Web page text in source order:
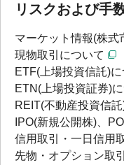
リスクおよび手
マーケット情報(株式
現物取引について
ETF(上場投資信託)に
ETN(上場投資証券)
REIT(不動産投資信
IPO(新規公開株)、
信用取引・一日信用
先物・オプション取